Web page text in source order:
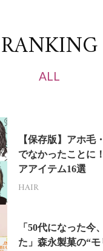
RANKING
ALL
【保存版】アホ毛
でなかったことに
アアイテム16選
HAIR
「50代になった今
た」森永製菓の“